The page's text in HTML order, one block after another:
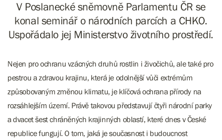
V Poslanecké sněmovně Parlamentu ČR se
konal seminář o národních parcích a CHKO.
Uspořádalo jej Ministerstvo životního prostředí.
Nejen pro ochranu vzácných druhů rostlin i živočichů, ale také pro
pestrou a zdravou krajinu, která je odolnější vůči extrémům
způsobovaným změnou klimatu, je klíčová ochrana přírody na
rozsáhlejším území. Právě takovou představují čtyři národní parky
a dvacet šest chráněných krajinných oblastí, které dnes v České
republice fungují. O tom, jaká je současnost i budoucnost